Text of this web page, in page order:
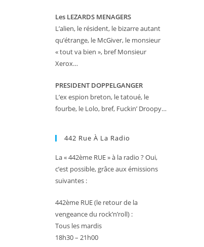
Les LEZARDS MENAGERS
L’alien, le résident, le bizarre autant
qu’étrange, le McGiver, le monsieur
« tout va bien », bref Monsieur
Xerox…
PRESIDENT DOPPELGANGER
L’ex espion breton, le tatoué, le
fourbe, le Lolo, bref, Fuckin’ Droopy…
442 Rue À La Radio
La « 442ème RUE » à la radio ? Oui,
c’est possible, grâce aux émissions
suivantes :
442ème RUE (le retour de la
vengeance du rock’n’roll) :
Tous les mardis
18h30 – 21h00